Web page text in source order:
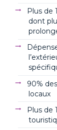
Plus de
dont
90%
locaux
Plus de